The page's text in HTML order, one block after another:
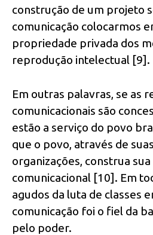
construção de um projeto
comunicação colocarmos
propriedade privada dos
reprodução intelectual [9].
Em outras palavras, se as
comunicacionais são
estão a serviço do povo
que o povo, através de
organizações, construa
comunicacional [10]. Em
agudos da luta de classes
comunicação foi o fiel da
pelo poder.